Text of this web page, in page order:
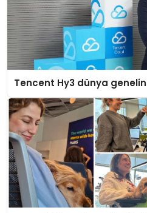
Tencent Hy3 dünya